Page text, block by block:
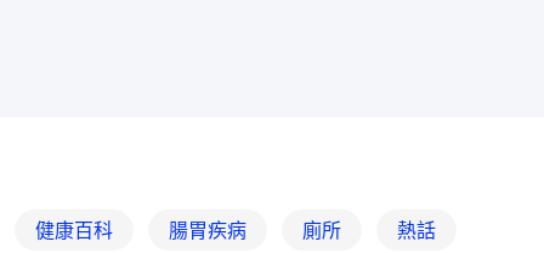
健康百科 腸胃疾病 廁所 熱話